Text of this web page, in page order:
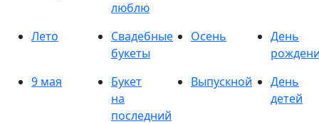
люблю
Лето
Свадебные
букеты
Осень
День
9 мая
Букет
на
последний
Выпускной
День
детей